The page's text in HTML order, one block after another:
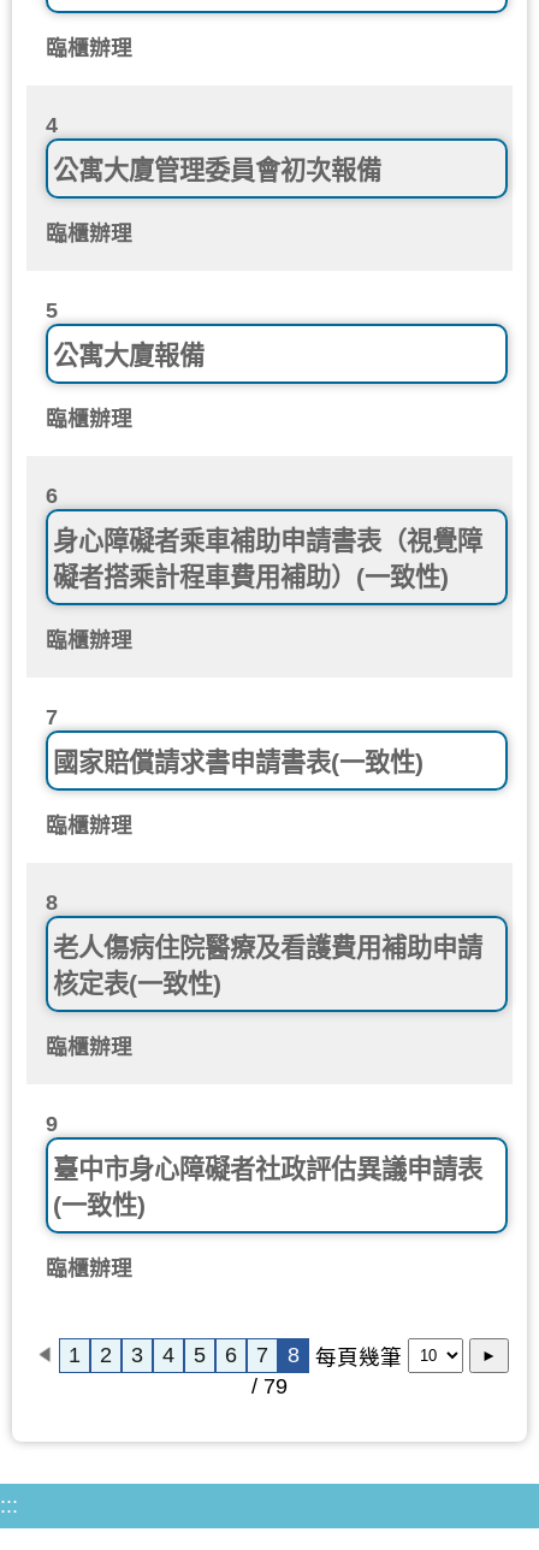
臨櫃辦理
4
公寓大廈管理委員會初次報備
臨櫃辦理
5
公寓大廈報備
臨櫃辦理
6
身心障礙者乘車補助申請書表（視覺障
礙者搭乘計程車費用補助）(一致性)
臨櫃辦理
7
國家賠償請求書申請書表(一致性)
臨櫃辦理
8
老人傷病住院醫療及看護費用補助申請
核定表(一致性)
臨櫃辦理
9
臺中市身心障礙者社政評估異議申請表
(一致性)
臨櫃辦理
1 2 3 4 5 6 7 8 每頁幾筆 ►
/ 79
:::